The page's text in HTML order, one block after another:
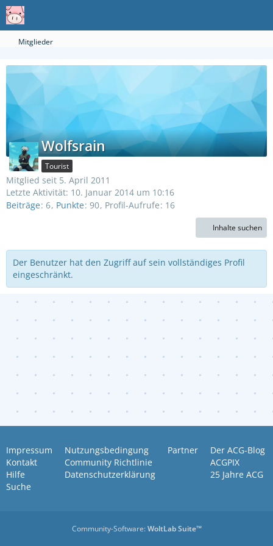
Mitglieder
Wolfsrain
Tourist
Mitglied seit 5. April 2011
Letzte Aktivität: 10. Januar 2014 um 10:16
Beiträge 6 Punkte 90 Profil-Aufrufe 16
Inhalte suchen
Der Benutzer hat den Zugriff auf sein vollständiges Profil
eingeschränkt.
Impressum
Kontakt
Hilfe
Suche
Nutzungsbedingung
Community Richtlinie
Datenschutzerklärung
Partner
Der ACG-Blog
ACGPIX
25 Jahre ACG
Community-Software:WoltLab Suite™